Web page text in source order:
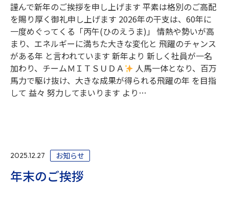
謹んで新年のご挨拶を申し上げます 平素は格別のご高配
を賜り厚く御礼申し上げます 2026年の干支は、60年に
一度めぐってくる「丙午(ひのえうま)」 情熱や勢いが高
まり、エネルギーに満ちた大きな変化と 飛躍のチャンス
がある年 と言われています 新年より 新しく社員が一名
加わり、チームＭＩＴＳＵＤＡ
人馬一体となり、百万
馬力で駆け抜け、大きな成果が得られる飛躍の年 を目指
して 益々 努力してまいります より…
2025.12.27 お知らせ
年末のご挨拶